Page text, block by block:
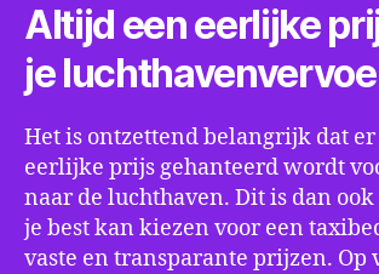
Altijd een eerlijke
je
Het is ontzettend belangrijk dat
eerlijke prijs gehanteerd wordt
naar de luchthaven. Dit is dan
je best kan kiezen voor een
vaste en transparante prijzen. Op